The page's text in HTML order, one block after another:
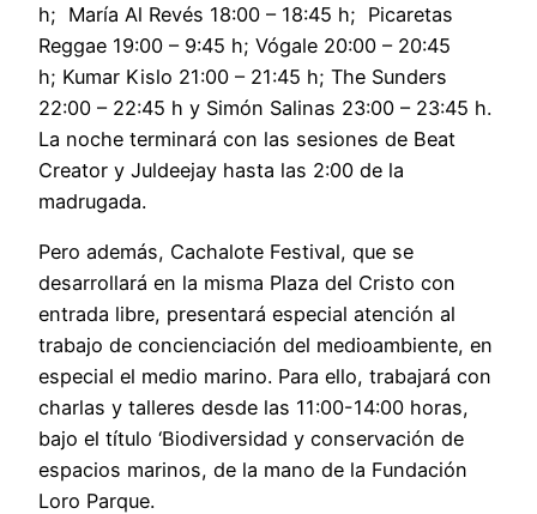
h; María Al Revés 18:00 – 18:45 h; Picaretas
Reggae 19:00 – 9:45 h; Vógale 20:00 – 20:45
h; Kumar Kislo 21:00 – 21:45 h; The Sunders
22:00 – 22:45 h y Simón Salinas 23:00 – 23:45 h.
La noche terminará con las sesiones de Beat
Creator y Juldeejay hasta las 2:00 de la
madrugada.
Pero además, Cachalote Festival, que se
desarrollará en la misma Plaza del Cristo con
entrada libre, presentará especial atención al
trabajo de concienciación del medioambiente, en
especial el medio marino. Para ello, trabajará con
charlas y talleres desde las 11:00-14:00 horas,
bajo el título ‘Biodiversidad y conservación de
espacios marinos, de la mano de la Fundación
Loro Parque.